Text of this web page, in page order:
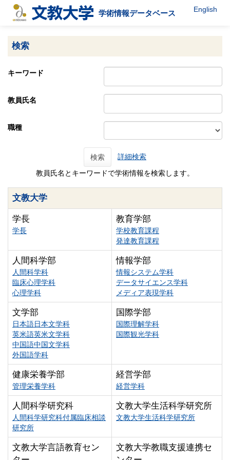
学術情報データベース English
検索
キーワード
教員氏名
職種
検索 詳細検索
教員氏名とキーワードで学術情報を検索します。
文教大学
学長
学長
教育学部
学校教育課程
発達教育課程
人間科学部
人間科学科
臨床心理学科
心理学科
情報学部
情報システム学科
データサイエンス学科
メディア表現学科
文学部
日本語日本文学科
英米語英米文学科
中国語中国文学科
外国語学科
国際学部
国際理解学科
国際観光学科
健康栄養学部
管理栄養学科
経営学部
経営学科
人間科学研究科
人間科学研究科付属臨床相談
研究所
文教大学生活科学研究所
文教大学生活科学研究所
文教大学言語教育セン
文教大学教職支援連携セ